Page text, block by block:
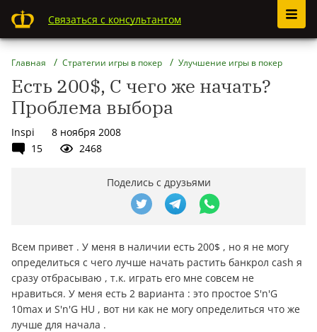
Связаться с консультантом
Главная Стратегии игры в покер Улучшение игры в покер
Есть 200$, С чего же начать?
Проблема выбора
Inspi
8 ноября 2008
15
2468
Поделись с друзьями
Всем привет . У меня в наличии есть 200$ , но я не могу
определиться с чего лучше начать растить банкрол cash я
сразу отбрасываю , т.к. играть его мне совсем не
нравиться. У меня есть 2 варианта : это простое S'n'G
10max и S'n'G HU , вот ни как не могу определиться что же
лучше для начала .